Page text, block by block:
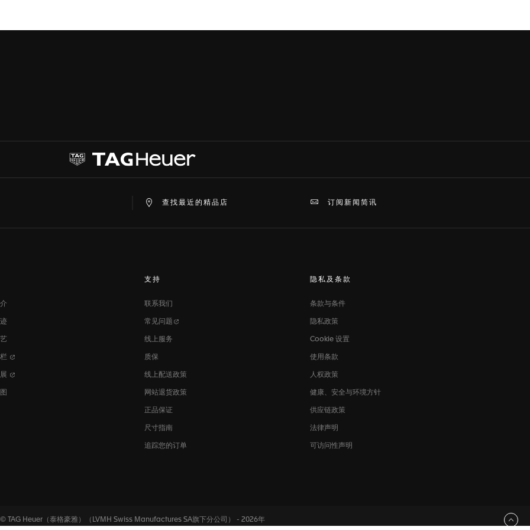
查找最近的精品店 订阅新闻简讯
支持
联系我们
常见问题
线上服务
质保
线上配送政策
网站退货政策
正品保证
尺寸指南
追踪您的订单
隐私及条款
条款与条件
隐私政策
Cookie 设置
使用条款
人权政策
健康、安全与环境方针
供应链政策
法律声明
可访问性声明
© TAG Heuer（泰格豪雅） （LVMH Swiss Manufactures SA旗下分公司） - 2026年 返回顶部